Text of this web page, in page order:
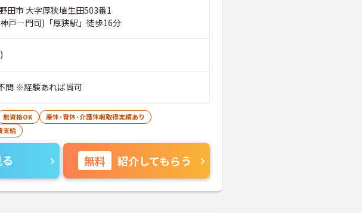
田市 大字厚狭埴生田503番1
戸－門司)「厚狭駅」徒歩16分
問 ※経験あれば尚可
無資格OK
産休･育休･介護休暇取得実績あり
支給
無料 紹介してもらう